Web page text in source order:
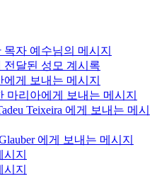
자 예수님의 메시지
전달된 성모 계시록
게 보내는 메시지
마리아에게 보내는 메시지
Teixeira 에게 보내는 메시
에게 보내는 메시지
지
지